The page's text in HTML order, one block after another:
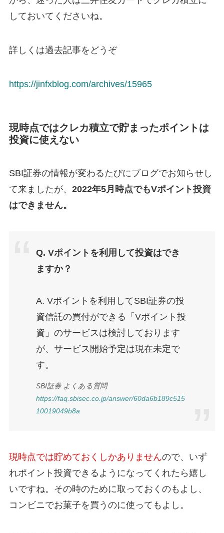
しておいてくださいね。
詳しくは過去記事をどうぞ
https://jinfxblog.com/archives/15965
現時点ではクレカ積立で貯まったポイントは
投資に使えない
SBI証券の情報が変わるたびにブログでお知らせし
て来ましたが、 2022年5月時点でもVポイント投資
はできません。
Q. Vポイントを利用して投資はでき
ますか？
A. Vポイントを利用してSBI証券の投
資信託の買付ができる「Vポイント投
資」のサービスは検討しております
が、サービス開始予定は現在未定で
す。
SBI証券 よくある質問
https://faq.sbisec.co.jp/answer/60da6b189c515
10019049b8a
現時点では貯めておくしかありませんので、いず
れポイント投資できるようになってくれたら嬉し
いですね。その時のために取っておくのもよし、
コンビニでお菓子を買うのに使ってもよし。